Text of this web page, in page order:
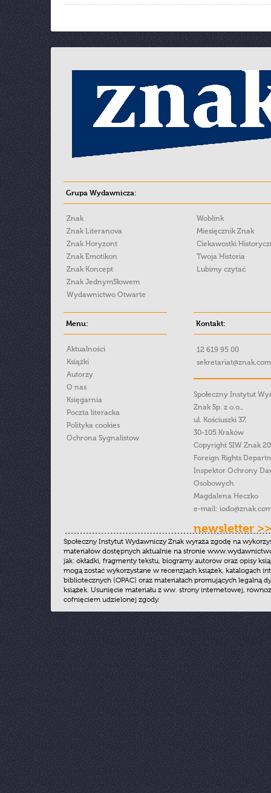
Grupa Wydawnicza:
Znak
Znak Literanova
Znak Horyzont
Znak Emotikon
Znak Koncept
Znak JednymSłowem
Wydawnictwo Otwarte
Woblink
Miesięcznik Znak
Ciekawostki
Twoja Historia
Lubimy czytać
Menu:
Aktualności
Książki
Autorzy
O nas
Księgarnia
Poczta literacka
Polityka cookies
Ochrona Sygnalistow
Kontakt:
12 619 95 00
Społeczny Instytut
Znak Sp. z o.o.,
ul. Kościuszki 37,
30-105 Kraków
Copyright SIW Znak
Foreign Rights
Inspektor Ochrony
Osobowych
Magdalena Heczko
e-mail:
newsletter >>
Społeczny Instytut Wydawniczy Znak wyraża zgodę na
materiałów dostępnych aktualnie na stronie
jak: okładki, fragmenty tekstu, biogramy autorów oraz opisy
mogą zostać wykorzystane w recenzjach książek, katalogach
bibliotecznych (OPAC) oraz materiałach promujących legalną
książek. Usunięcie materiału z ww. strony internetowej,
cofnięciem udzielonej zgody.